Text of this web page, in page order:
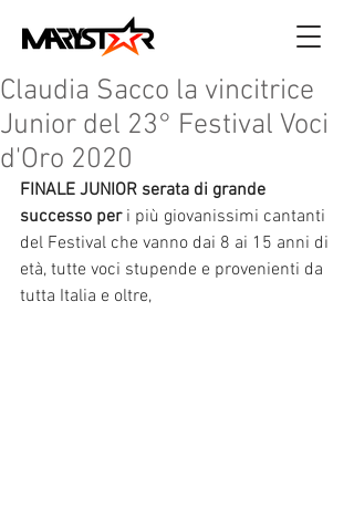
Claudia Sacco la vincitrice
Junior del 23° Festival Voci
d'Oro 2020
FINALE JUNIOR serata di grande
successo per i più giovanissimi cantanti
del Festival che vanno dai 8 ai 15 anni di
età, tutte voci stupende e provenienti da
tutta Italia e oltre,